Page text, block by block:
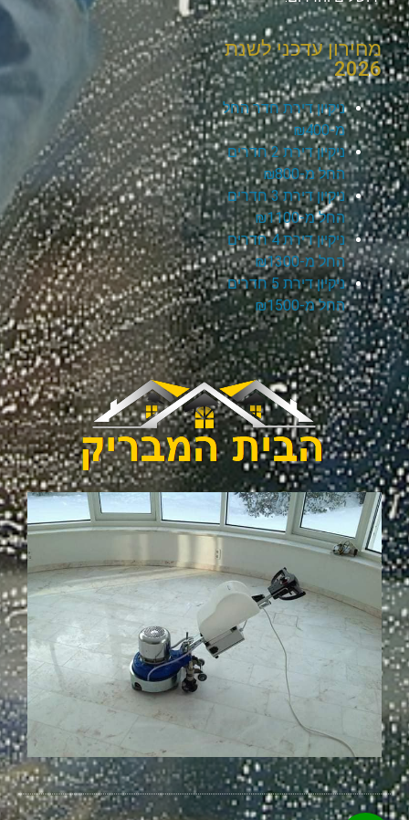
מחירון עדכני לשנת
2026
ניקיון דירת חדר החל
מ-₪400
ניקיון דירת 2 חדרים
החל מ-₪800
ניקיון דירת 3 חדרים
החל מ-₪1100
ניקיון דירת 4 חדרים
החל מ-₪1300
ניקיון דירת 5 חדרים
החל מ-₪1500